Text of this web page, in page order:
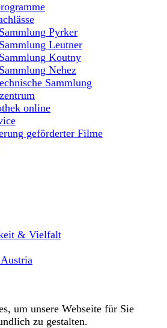
Sammlung Pyrker
Sammlung Leutner
Sammlung Koutny
Sammlung Nehez
Sammlung
online
geförderter Filme
& Vielfalt
um unsere Webseite für Sie
zu gestalten.